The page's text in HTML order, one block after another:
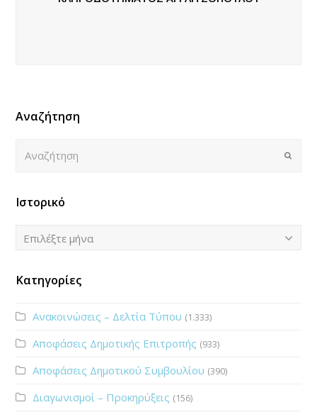
Αναζήτηση
Submit
Ιστορικό
Ιστορικό
Επιλέξτε μήνα
Κατηγορίες
Ανακοινώσεις – Δελτία Τύπου (1.333)
Αποφάσεις Δημοτικής Επιτροπής (933)
Αποφάσεις Δημοτικού Συμβουλίου (390)
Διαγωνισμοί – Προκηρύξεις (156)